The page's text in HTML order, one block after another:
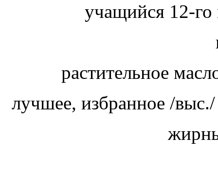
учащийся 12-го
растительное
лучшее, избранное /